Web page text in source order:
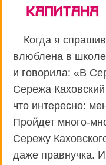
Когда я
влюблена в
и говорила: «В
Сережа
что интересно:
Пройдет много-
Сережу
даже правнучка.